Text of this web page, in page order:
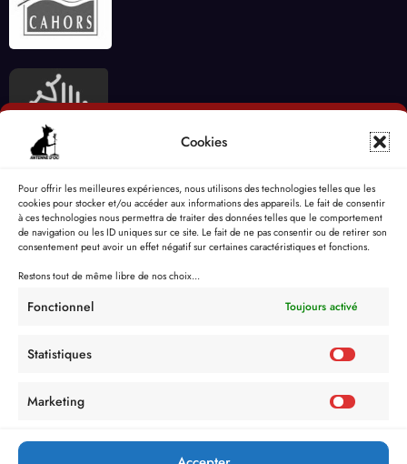
Cookies
Pour offrir les meilleures expériences, nous utilisons des technologies telles que les
cookies pour stocker et/ou accéder aux informations des appareils. Le fait de consentir
à ces technologies nous permettra de traiter des données telles que le comportement
de navigation ou les ID uniques sur ce site. Le fait de ne pas consentir ou de retirer son
consentement peut avoir un effet négatif sur certaines caractéristiques et fonctions.
Restons tout de même libre de nos choix...
Fonctionnel Toujours activé
Statistiques
Marketing